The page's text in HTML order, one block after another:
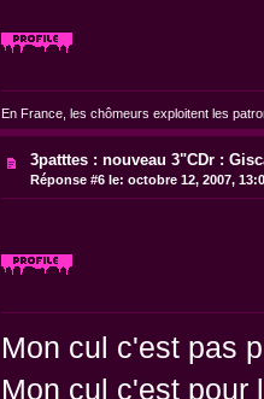
En France, les chômeurs exploitent les
3patttes : nouveau 3"CDr :
Réponse #6 le: octobre 12, 2007,
Mon cul c'est pas
Mon cul c'est pour